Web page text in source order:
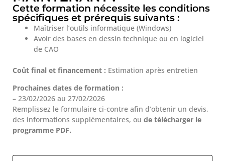
Cette formation nécessite les conditions
spécifiques et prérequis suivants :
Maîtriser l’outils informatique (Windows)
Avoir des bases en dessin technique ou en logiciel
de CAO
Coût final et financement : Estimation après entretien
Prochaines dates de formation :
– 23/02/2026 au 27/02/2026
Remplissez le formulaire ci-contre afin d’obtenir un devis,
des informations supplémentaires, ou de télécharger le
programme PDF.